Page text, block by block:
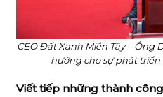
CEO Đất Xanh Miền Tây – Ông
hướng cho sự phát triển
Viết tiếp những thành